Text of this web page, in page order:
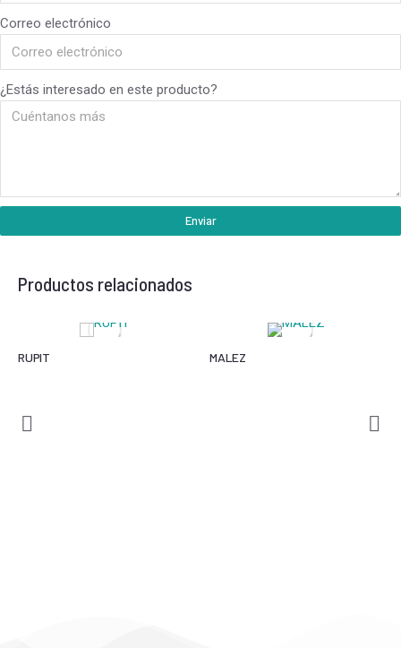
Correo electrónico
¿Estás interesado en este producto?
Enviar
Productos relacionados
RUPIT MALEZ